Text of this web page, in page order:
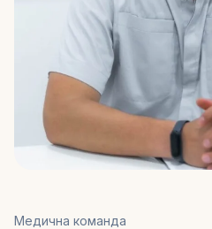
Медична команда